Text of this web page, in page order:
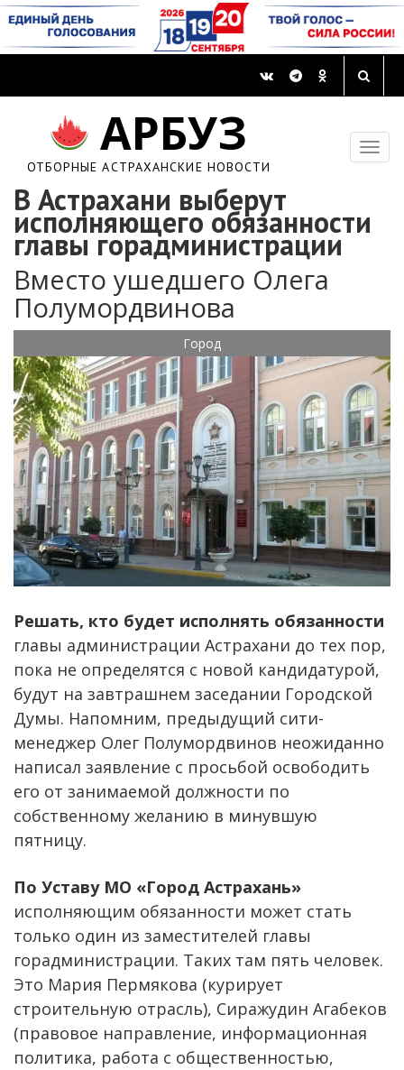
АРБУЗ
ОТБОРНЫЕ АСТРАХАНСКИЕ НОВОСТИ
В Астрахани выберут
исполняющего обязанности
главы горадминистрации
Вместо ушедшего Олега
Полумордвинова
Город
Решать, кто будет исполнять обязанности
главы администрации Астрахани до тех пор,
пока не определятся с новой кандидатурой,
будут на завтрашнем заседании Городской
Думы. Напомним, предыдущий сити-
менеджер Олег Полумордвинов неожиданно
написал заявление с просьбой освободить
его от занимаемой должности по
собственному желанию в минувшую
пятницу.
По Уставу МО «Город Астрахань»
исполняющим обязанности может стать
только один из заместителей главы
горадминистрации. Таких там пять человек.
Это Мария Пермякова (курирует
строительную отрасль), Сиражудин Агабеков
(правовое направление, информационная
политика, работа с общественностью,